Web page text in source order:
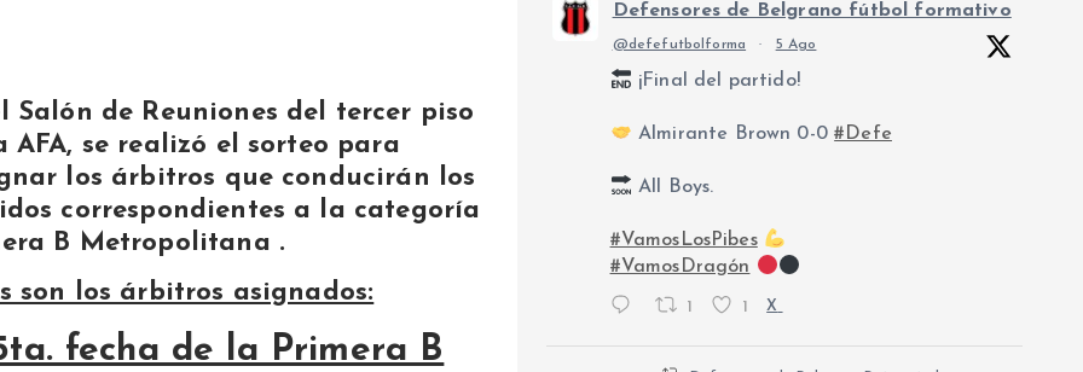
Salón de Reuniones del tercer piso
AFA, se realizó el sorteo para
los árbitros que conducirán los
correspondientes a la categoría
B Metropolitana .
son los árbitros asignados:
fecha de la Primera B
Defensores de Belgrano fútbol formativo
@defefutbolforma · 5 Ago
¡Final del partido!
Almirante Brown 0-0#Defe
All Boys.
#VamosLosPibes
#VamosDragón
1 1 X